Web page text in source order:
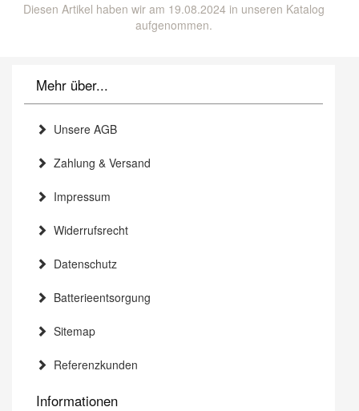
Diesen Artikel haben wir am 19.08.2024 in unseren Katalog
aufgenommen.
Mehr über...
Unsere AGB
Zahlung & Versand
Impressum
Widerrufsrecht
Datenschutz
Batterieentsorgung
Sitemap
Referenzkunden
Informationen